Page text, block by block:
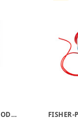
SCANDINAVIAN BABY PRODUCTS
FISHER-